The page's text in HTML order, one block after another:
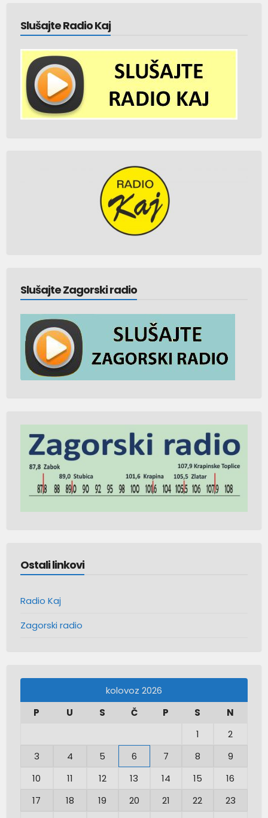
Slušajte Radio Kaj
Slušajte Zagorski radio
Ostali linkovi
Radio Kaj
Zagorski radio
kolovoz 2026
P
U S Č P S
N
1
2
3
4 5 6 7 8
9
10
11 12 13 14 15
16
17
18 19 20 21 22
23